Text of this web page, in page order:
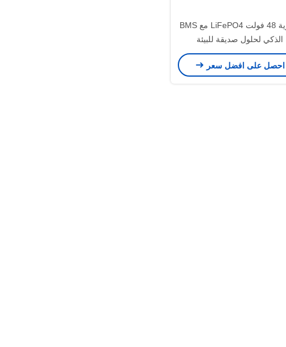
بطارية 48 فولت LiFePO4 مع BMS
الذكي لحلول صديقة للبيئة
احصل على افضل سعر